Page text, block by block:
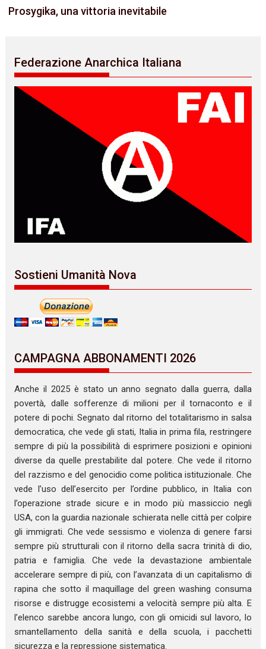
Prosygika, una vittoria inevitabile
Federazione Anarchica Italiana
Sostieni Umanità Nova
CAMPAGNA ABBONAMENTI 2026
Anche il 2025 è stato un anno segnato dalla guerra, dalla
povertà, dalle sofferenze di milioni per il tornaconto e il
potere di pochi. Segnato dal ritorno del totalitarismo in salsa
democratica, che vede gli stati, Italia in prima fila, restringere
sempre di più la possibilità di esprimere posizioni e opinioni
diverse da quelle prestabilite dal potere. Che vede il ritorno
del razzismo e del genocidio come politica istituzionale. Che
vede l’uso dell’esercito per l’ordine pubblico, in Italia con
l’operazione strade sicure e in modo più massiccio negli
USA, con la guardia nazionale schierata nelle città per colpire
gli immigrati. Che vede sessismo e violenza di genere farsi
sempre più strutturali con il ritorno della sacra trinità di dio,
patria e famiglia. Che vede la devastazione ambientale
accelerare sempre di più, con l’avanzata di un capitalismo di
rapina che sotto il maquillage del green washing consuma
risorse e distrugge ecosistemi a velocità sempre più alta. E
l’elenco sarebbe ancora lungo, con gli omicidi sul lavoro, lo
smantellamento della sanità e della scuola, i pacchetti
sicurezza e la repressione sistematica.